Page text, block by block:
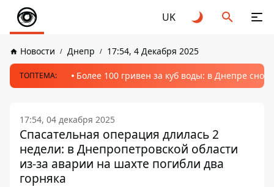
UK
Новости Днепр 17:54, 4 Декабря 2025
ТОПТЕМА: Более 100 гривен за куб воды: в Днепре
17:54, 04 декабря 2025
Спасательная операция длилась 2
недели: в Днепропетровской области
из-за аварии на шахте погибли два
горняка